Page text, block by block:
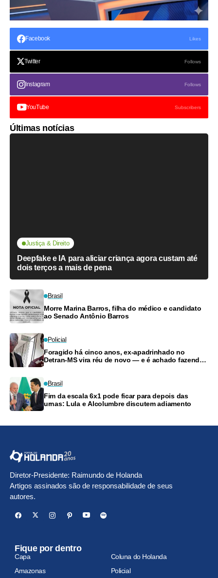
Facebook Likes
Twitter Follows
Instagram Follows
YouTube Subscribers
Últimas notícias
Justiça & Direito
Deepfake e IA para aliciar criança agora custam até
dois terços a mais de pena
Brasil
Morre Marina Barros, filha do médico e candidato
ao Senado Antônio Barros
Policial
Foragido há cinco anos, ex-apadrinhado no
Detran-MS vira réu de novo — e é achado fazendo
Brasil
Fim da escala 6x1 pode ficar para depois das
urnas: Lula e Alcolumbre discutem adiamento
Diretor-Presidente: Raimundo de Holanda
Artigos assinados são de responsabilidade de seus
autores.
Fique por dentro
Capa
Coluna do Holanda
Amazonas
Policial